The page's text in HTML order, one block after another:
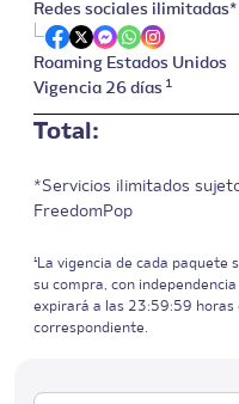
Redes sociales ilimitadas*
Roaming Estados Unidos
Vigencia 26 días 1
Total:
*Servicios ilimitados
FreedomPop
¹La vigencia de cada paquete
su compra, con
expirará a las 23:59:59 horas
correspondiente.